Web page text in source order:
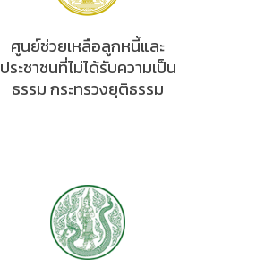
ศูนย์ช่วยเหลือลูกหนี้และ
ประชาชนที่ไม่ได้รับความเป็น
ธรรม กระทรวงยุติธรรม